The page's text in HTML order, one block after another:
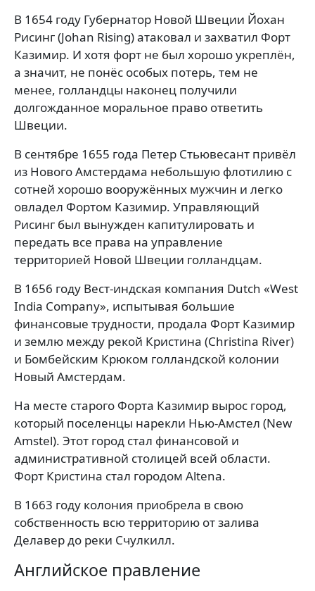
В 1654 году Губернатор Новой Швеции Йохан
Рисинг (Johan Rising) атаковал и захватил Форт
Казимир. И хотя форт не был хорошо укреплён,
а значит, не понёс особых потерь, тем не
менее, голландцы наконец получили
долгожданное моральное право ответить
Швеции.
В cентябре 1655 года Петер Стьювесант привёл
из Нового Амстердама небольшую флотилию с
сотней хорошо вооружённых мужчин и легко
овладел Фортом Казимир. Управляющий
Рисинг был вынужден капитулировать и
передать все права на управление
территорией Новой Швеции голландцам.
В 1656 году Вест-индская компания Dutch «West
India Company», испытывая большие
финансовые трудности, продала Форт Казимир
и землю между рекой Кристина (Christina River)
и Бомбейским Крюком голландской колонии
Новый Амстердам.
На месте старого Форта Казимир вырос город,
который поселенцы нарекли Нью-Амстел (New
Amstel). Этот город стал финансовой и
административной столицей всей области.
Форт Кристина стал городом Altena.
В 1663 году колония приобрела в свою
собственность всю территорию от залива
Делавер до реки Счулкилл.
Английское правление